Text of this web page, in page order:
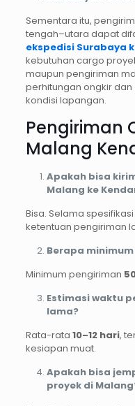
Sementara itu,
tengah–utara dapat
ekspedisi Surabaya
kebutuhan cargo
maupun pengiriman
perhitungan ongkir
kondisi lapangan.
Pengiriman
Malang
Apakah bisa
Malang ke
Bisa. Selama
ketentuan pengiriman
Berapa
Minimum pengiriman
Estimasi waktu
lama?
Rata-rata 10–12 hari,
kesiapan muat.
Apakah bisa
proyek di